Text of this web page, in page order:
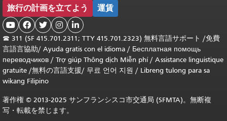
旅行の計画を立てよう 運賃
    
☎ 311 (SF 415.701.2311; TTY 415.701.2323) 無料言語サポート /免費
言語言協助/ Ayuda gratis con el idioma / Бесплатная помощь
переводчиков / Trợ giúp Thông dịch Miễn phí/ Assistance linguistique
gratuite /無料の言語支援/ 무료 언어 지원 / Libreng tulong para sa
wikang Filipino
著作権 © 2013-2025 サンフランシスコ市交通局 (SFMTA)。無断複
写・転載を禁じます。